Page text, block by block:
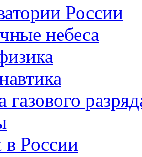
России
небеса
газового
в России